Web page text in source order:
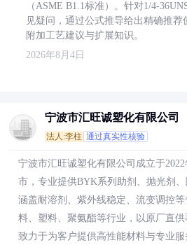
（ASME B1.1标准）。针对1/4-
见疑问，通过公式推导给出精确推荐
附加工艺建议与扩展知识。
2026年8月4日
宁波市汇旺诚塑化有限公司
法人:李柱 通过真实性核验
宁波市汇旺诚塑化有限公司成立于
市，专业提供BYK系列助剂、抛光剂、
涵盖耐溶剂、紫外线稳定、流变调控
料、塑料、聚氨酯等行业，以原厂直供
致力于为客户提供高性能材料与专业服